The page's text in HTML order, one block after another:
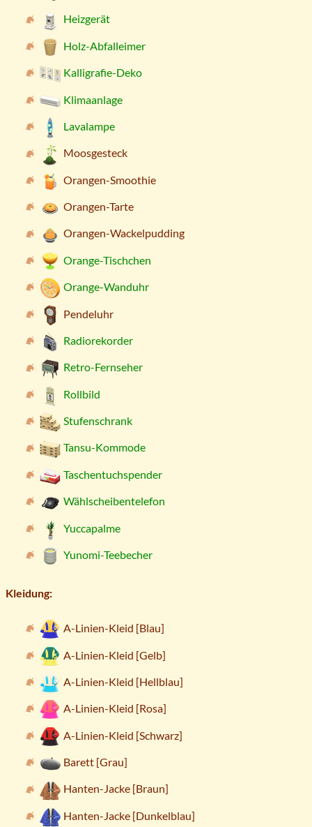
Heizgerät
Holz-Abfalleimer
Kalligrafie-Deko
Klimaanlage
Lavalampe
Moosgesteck
Orangen-Smoothie
Orangen-Tarte
Orangen-Wackelpudding
Orange-Tischchen
Orange-Wanduhr
Pendeluhr
Radiorekorder
Retro-Fernseher
Rollbild
Stufenschrank
Tansu-Kommode
Taschentuchspender
Wählscheibentelefon
Yuccapalme
Yunomi-Teebecher
Kleidung:
A-Linien-Kleid [Blau]
A-Linien-Kleid [Gelb]
A-Linien-Kleid [Hellblau]
A-Linien-Kleid [Rosa]
A-Linien-Kleid [Schwarz]
Barett [Grau]
Hanten-Jacke [Braun]
Hanten-Jacke [Dunkelblau]